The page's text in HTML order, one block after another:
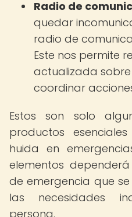
Radio de
quedar
radio de
Este nos permite
actualizada
coordinar
Estos son solo
productos
huida en
elementos
de emergencia que
las necesidades
persona.